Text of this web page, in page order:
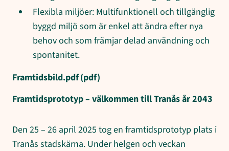
Flexibla miljöer: Multifunktionell och tillgänglig
byggd miljö som är enkel att ändra efter nya
behov och som främjar delad användning och
spontanitet.
Framtidsbild.pdf(pdf)
Framtidsprototyp – välkommen till Tranås år 2043
Den 25 – 26 april 2025 tog en framtidsprototyp plats i
Tranås stadskärna. Under helgen och veckan